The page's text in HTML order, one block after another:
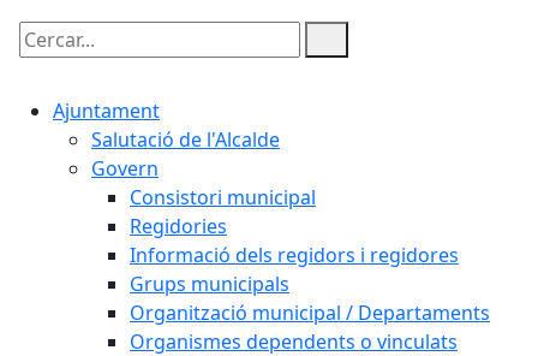
Cercar:
Ajuntament
Salutació de l'Alcalde
Govern
Consistori municipal
Regidories
Informació dels regidors i regidores
Grups municipals
Organització municipal / Departaments
Organismes dependents o vinculats